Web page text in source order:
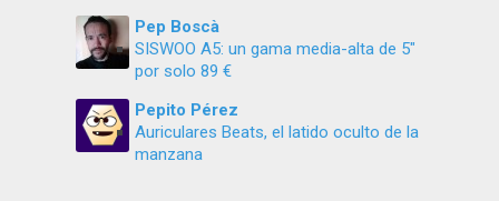
Pep Boscà
SISWOO A5: un gama media-alta de 5″
por solo 89 €
Pepito Pérez
Auriculares Beats, el latido oculto de la
manzana